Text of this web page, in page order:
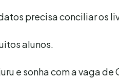
precisa conciliar os
alunos.
e sonha com a vaga de